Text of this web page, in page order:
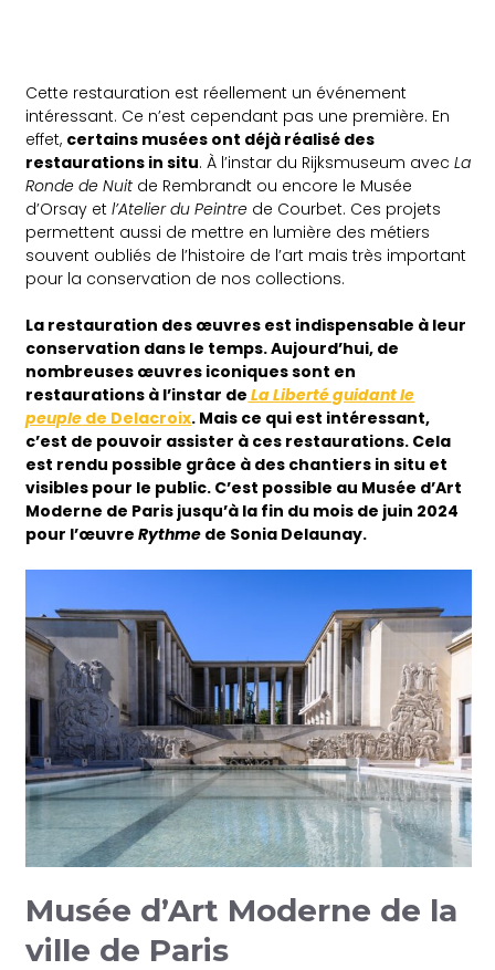
Cette restauration est réellement un événement
intéressant. Ce n’est cependant pas une première. En
effet, certains musées ont déjà réalisé des
restaurations in situ. À l’instar du Rijksmuseum avecLa
Ronde de Nuit de Rembrandt ou encore le Musée
d’Orsay etl’Atelier du Peintre de Courbet. Ces projets
permettent aussi de mettre en lumière des métiers
souvent oubliés de l’histoire de l’art mais très important
pour la conservation de nos collections.
La restauration des œuvres est indispensable à leur
conservation dans le temps. Aujourd’hui, de
nombreuses œuvres iconiques sont en
restaurations à l’instar de La Liberté guidant le
peuple de Delacroix. Mais ce qui est intéressant,
c’est de pouvoir assister à ces restaurations. Cela
est rendu possible grâce à des chantiers in situ et
visibles pour le public. C’est possible au Musée d’Art
Moderne de Paris jusqu’à la fin du mois de juin 2024
pour l’œuvreRythme de Sonia Delaunay.
Musée d’Art Moderne de la
ville de Paris